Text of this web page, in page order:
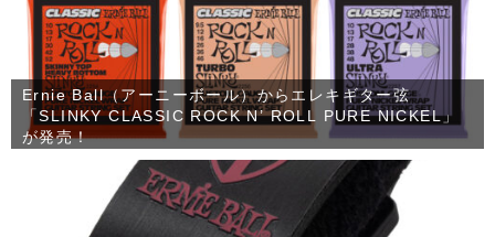
Ernie Ball（アーニーボール）からエレキギター弦
「SLINKY CLASSIC ROCK N’ ROLL PURE NICKEL」
が発売！